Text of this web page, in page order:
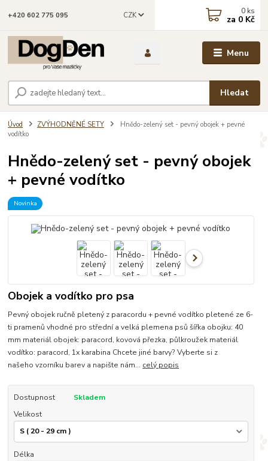
Menu
CZK
Hledat
+420 602 775 095 0 ks
za 0 Kč
Úvod ZVÝHODNĚNÉ SETY
Hnědo-zelený set - pevný obojek + pevné
vodítko
Hnědo-zelený set - pevný obojek
+ pevné vodítko
Novinka
Obojek a vodítko pro psa
Pevný obojek ručně pletený z paracordu + pevné vodítko pletené ze 6-
ti pramenů vhodné pro střední a velká plemena psů šířka obojku: 40
mm materiál obojek: paracord, kovová přezka, půlkroužek materiál
vodítko: paracord, 1x karabina Chcete jiné barvy? Vyberte si z
našeho vzorníku barev a napište nám... celý popis
Dostupnost
Skladem
Velikost
Délka